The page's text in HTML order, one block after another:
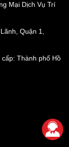
bụi bặm, phong
đi làm, đi chơi
giúp tạo dấu ấn
tại Tân Tân
hàng toàn quốc
tế và 4 năm tại
phối chính thức
Citizen tại Việt
Mại Dịch Vụ Trí
Quận 1,
Thành phố Hồ